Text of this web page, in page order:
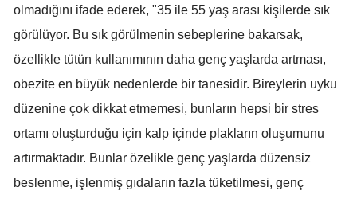
Elazığ
Erzincan
Eskişehir
Gaziantep
olmadığını ifade ederek, "35 ile 55 yaş arası kişilerde sık
görülüyor. Bu sık görülmenin sebeplerine bakarsak,
özellikle tütün kullanımının daha genç yaşlarda artması,
obezite en büyük nedenlerde bir tanesidir. Bireylerin uyku
düzenine çok dikkat etmemesi, bunların hepsi bir stres
ortamı oluşturduğu için kalp içinde plakların oluşumunu
artırmaktadır. Bunlar özelikle genç yaşlarda düzensiz
beslenme, işlenmiş gıdaların fazla tüketilmesi, genç